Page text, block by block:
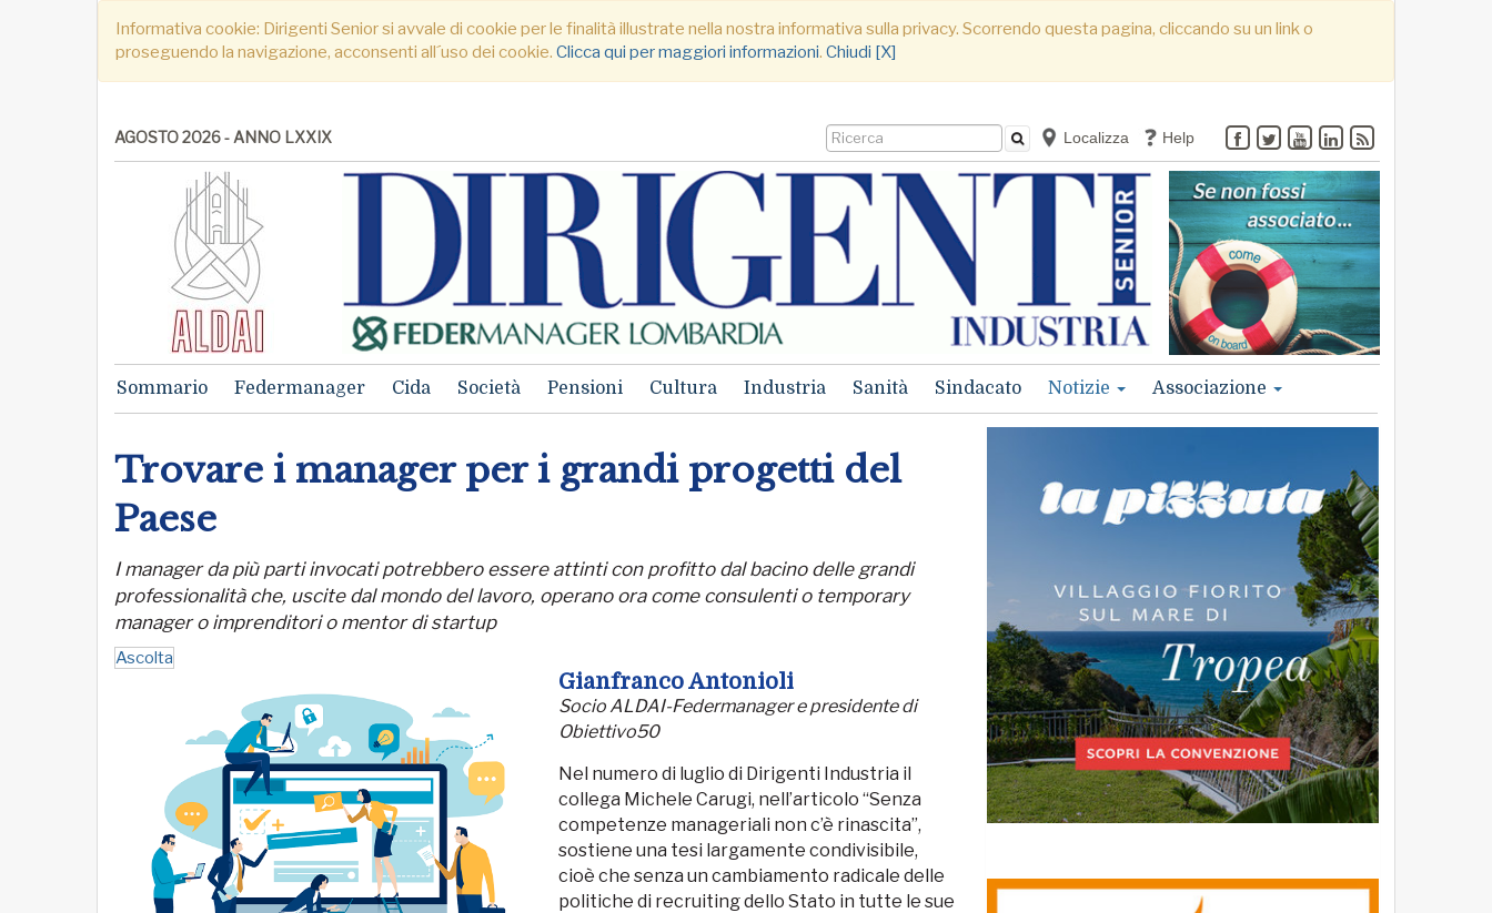
Informativa cookie: Dirigenti Senior si avvale di cookie per le finalità illustrate nella nostra informativa sulla privacy. Scorrendo questa pagina, cliccando su un link o
proseguendo la navigazione, acconsenti all´uso dei cookie. Clicca qui per maggiori informazioni. Chiudi [X]
AGOSTO 2026 - ANNO LXXIX Localizza Help
Sommario Federmanager Cida Società Pensioni Cultura Industria Sanità Sindacato Notizie Associazione
Trovare i manager per i grandi progetti del
Paese
I manager da più parti invocati potrebbero essere attinti con profitto dal bacino delle grandi
professionalità che, uscite dal mondo del lavoro, operano ora come consulenti o temporary
manager o imprenditori o mentor di startup
Ascolta
Gianfranco Antonioli
Socio ALDAI-Federmanager e presidente di
Obiettivo50
Nel numero di luglio di Dirigenti Industria il
collega Michele Carugi, nell’articolo “Senza
competenze manageriali non c’è rinascita”,
sostiene una tesi largamente condivisibile,
cioè che senza un cambiamento radicale delle
politiche di recruiting dello Stato in tutte le sue